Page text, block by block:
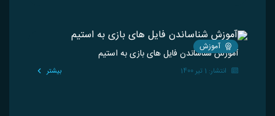
آموزش
آموزش شناساندن فایل های بازی به استیم
انتشار: 1 تیر 1400 بیشتر